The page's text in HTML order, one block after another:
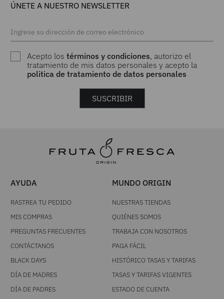
ÚNETE A NUESTRO NEWSLETTER
Acepto lostérminos y condiciones, autorizo el
tratamiento de mis datos personales y acepto la
politica de tratamiento de datos personales
SUSCRIBIR
AYUDA
RASTREA TU PEDIDO
MIS COMPRAS
PREGUNTAS FRECUENTES
CONTÁCTANOS
BLACK DAYS
DÍA DE MADRES
DÍA DE PADRES
MUNDO ORIGIN
NUESTRAS TIENDAS
QUIÉNES SOMOS
TRABAJA CON NOSOTROS
PAGA FÁCIL
HISTÓRICO TASAS Y TARIFAS
TASAS Y TARIFAS VIGENTES
ESTADO DE CUENTA